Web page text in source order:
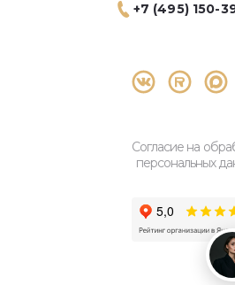
+7 (495) 150-
Согласие на
персональных